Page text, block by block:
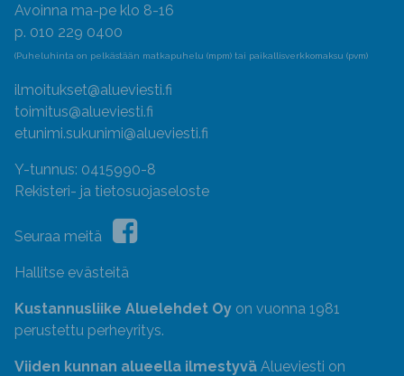
Avoinna ma-pe klo 8-16
p. 010 229 0400
(Puheluhinta on pelkästään matkapuhelu (mpm) tai paikallisverkkomaksu (pvm)
ilmoitukset@alueviesti.fi
toimitus@alueviesti.fi
etunimi.sukunimi@alueviesti.fi
Y-tunnus: 0415990-8
Rekisteri- ja tietosuojaseloste
Seuraa meitä
Hallitse evästeitä
Kustannusliike Aluelehdet Oy on vuonna 1981
perustettu perheyritys.
Viiden kunnan alueella ilmestyvä Alueviesti on